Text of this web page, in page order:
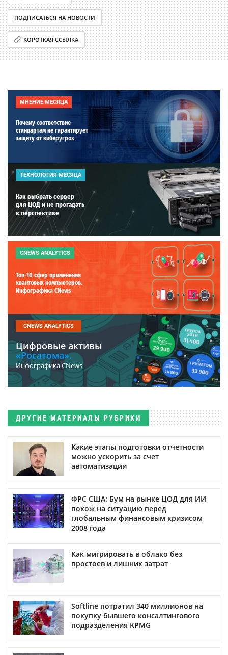
ПОДПИСАТЬСЯ НА НОВОСТИ
КОРОТКАЯ ССЫЛКА
МНЕНИЕ МЕСЯЦА
Почему соответствие
стандартам не гарантирует
защиту от киберугроз
ТЕХНОЛОГИЯ МЕСЯЦА
Как выбрать сервер
для ЦОД и не прогадать
в перспективе
CNEWS ANALYTICS
Топ-10 сфер применения
квантовых компьютеров.
Инфографика CNews
CNEWS ANALYTICS
Цифровые активы
«Росатома».
Инфографика CNews
ДРУГИЕ МАТЕРИАЛЫ РУБРИКИ
Какие этапы подготовки отчетности
можно ускорить за счет
автоматизации
ФРС США: Бум на рынке ЦОД для ИИ
похож на ситуацию перед
глобальным финансовым кризисом
2008 года
Как мигрировать в облако без
простоев и лишних затрат
Softline потратил 340 миллионов на
покупку бывшего консалтингового
подразделения KPMG